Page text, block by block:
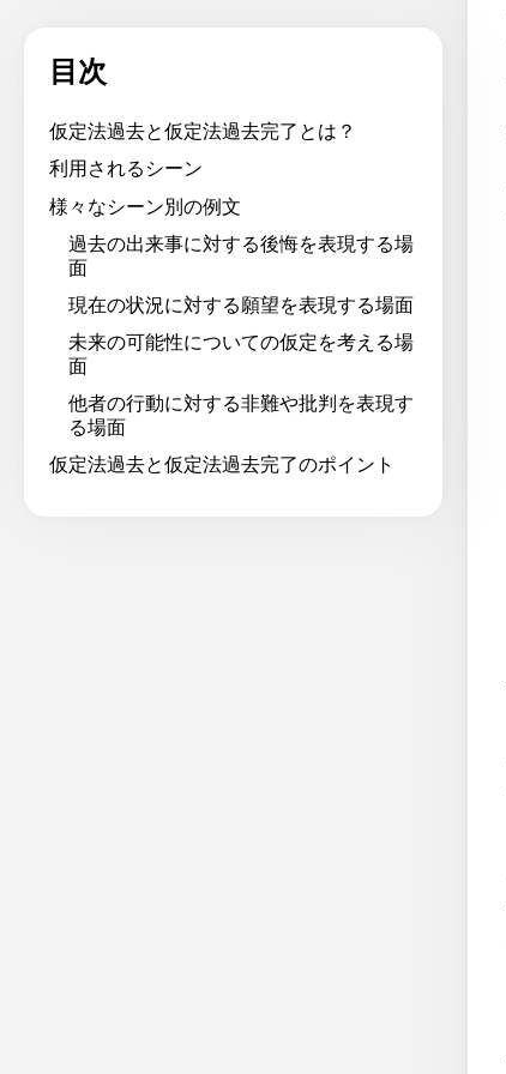
目次
仮定法過去と仮定法過去完了とは？
利用されるシーン
様々なシーン別の例文
過去の出来事に対する後悔を表現する場
面
現在の状況に対する願望を表現する場面
未来の可能性についての仮定を考える場
面
他者の行動に対する非難や批判を表現す
る場面
仮定法過去と仮定法過去完了のポイント